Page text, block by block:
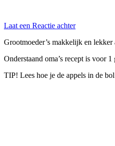
Laat een Reactie achter
Grootmoeder’s makkelijk en
Onderstaand oma’s recept is voor
TIP! Lees hoe je de appels in de